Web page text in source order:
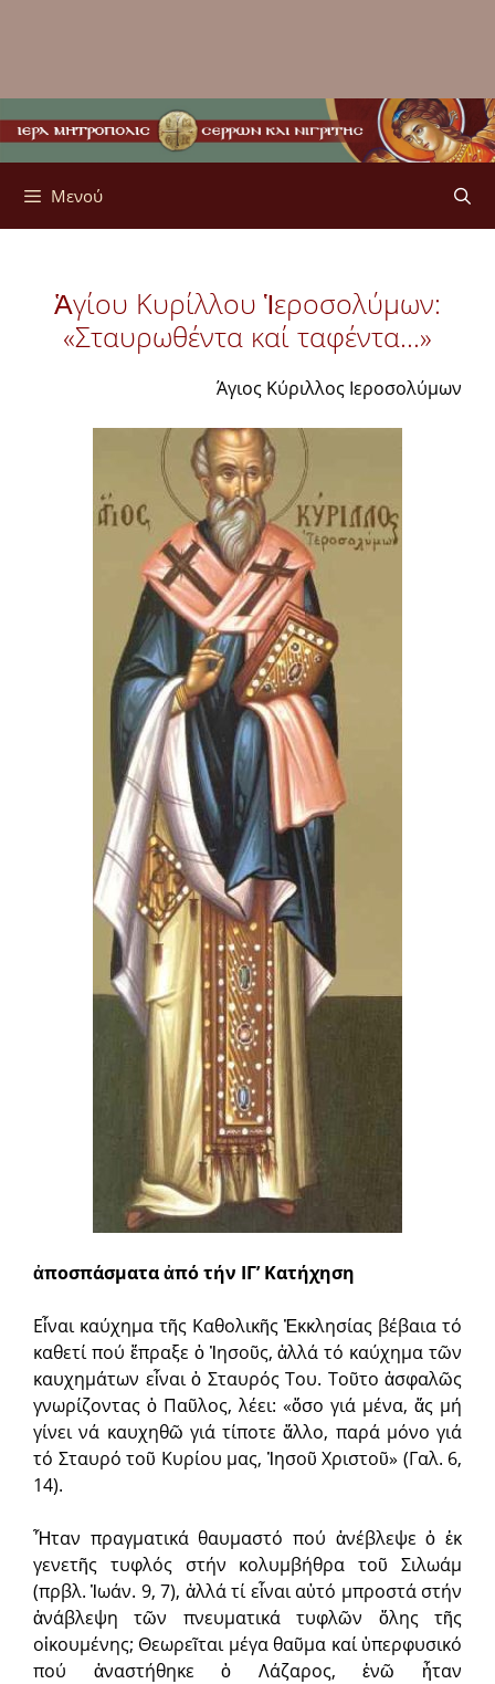
Μενού
Ἁγίου Κυρίλλου Ἱεροσολύμων:
«Σταυρωθέντα καί ταφέντα…»
Άγιος Κύριλλος Ιεροσολύμων
ἀποσπάσματα ἀπό τήν ΙΓ’ Κατήχηση
Εἶναι καύχημα τῆς Καθολικῆς Ἐκκλησίας βέβαια τό
καθετί πού ἔπραξε ὁ Ἰησοῦς, ἀλλά τό καύχημα τῶν
καυχημάτων εἶναι ὁ Σταυρός Του. Τοῦτο ἀσφαλῶς
γνωρίζοντας ὁ Παῦλος, λέει: «ὅσο γιά μένα, ἄς μή
γίνει νά καυχηθῶ γιά τίποτε ἄλλο, παρά μόνο γιά
τό Σταυρό τοῦ Κυρίου μας, Ἰησοῦ Χριστοῦ» (Γαλ. 6,
14).
Ἦταν πραγματικά θαυμαστό πού ἀνέβλεψε ὁ ἐκ
γενετῆς τυφλός στήν κολυμβήθρα τοῦ Σιλωάμ
(πρβλ. Ἰωάν. 9, 7), ἀλλά τί εἶναι αὐτό μπροστά στήν
ἀνάβλεψη τῶν πνευματικά τυφλῶν ὅλης τῆς
οἰκουμένης; Θεωρεῖται μέγα θαῦμα καί ὑπερφυσικό
πού ἀναστήθηκε ὁ Λάζαρος, ἐνῶ ἦταν